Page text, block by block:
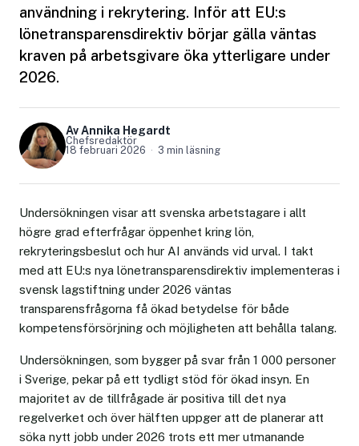
användning i rekrytering. Inför att EU:s
lönetransparensdirektiv börjar gälla väntas
kraven på arbetsgivare öka ytterligare under
2026.
Av Annika Hegardt
Chefsredaktör
18 februari 2026
3 min läsning
Undersökningen visar att svenska arbetstagare i allt
högre grad efterfrågar öppenhet kring lön,
rekryteringsbeslut och hur AI används vid urval. I takt
med att EU:s nya lönetransparensdirektiv implementeras i
svensk lagstiftning under 2026 väntas
transparensfrågorna få ökad betydelse för både
kompetensförsörjning och möjligheten att behålla talang.
Undersökningen, som bygger på svar från 1 000 personer
i Sverige, pekar på ett tydligt stöd för ökad insyn. En
majoritet av de tillfrågade är positiva till det nya
regelverket och över hälften uppger att de planerar att
söka nytt jobb under 2026 trots ett mer utmanande